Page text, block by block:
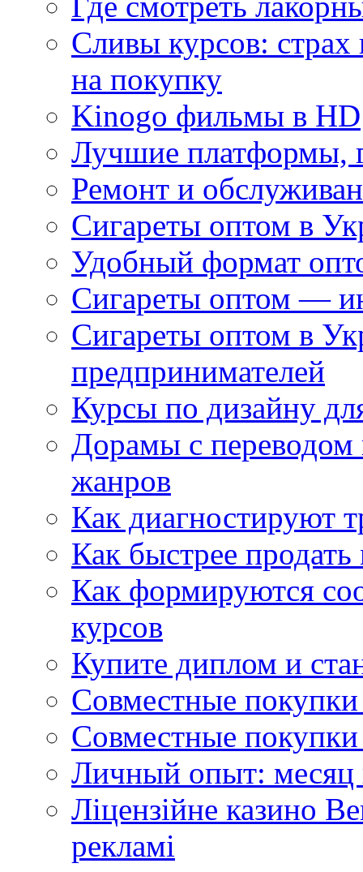
Сливы курсов:
на покупку
Kinogo фильмы в HD
Лучшие платформы,
Ремонт и
Сигареты оптом в
Удобный формат
Сигареты оптом —
Сигареты оптом в
предпринимателей
Курсы по дизайну
Дорамы с переводом
жанров
Как диагностируют
Как быстрее
Как формируются
курсов
Купите диплом и
Совместные
Совместные покупки
Личный опыт: месяц
Ліцензійне казино
рекламі